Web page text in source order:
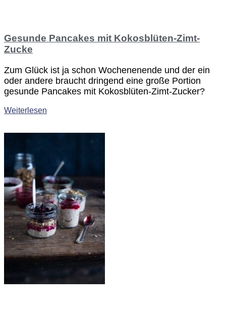
Gesunde Pancakes mit Kokosblüten-Zimt-
Zucke
Zum Glück ist ja schon Wochenenende und der ein
oder andere braucht dringend eine große Portion
gesunde Pancakes mit Kokosblüten-Zimt-Zucker?
Weiterlesen